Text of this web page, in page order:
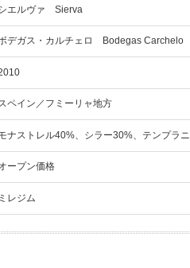
エルヴァ Sierva
デガス・カルチェロ Bodegas Carchelo
ペイン／フミーリャ地方
ナストレル40%、シラー30%、テンプラ
ープン価格
ミレジム